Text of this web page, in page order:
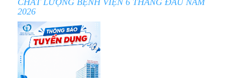
CHẤT LƯỢNG BỆNH VIỆN 6 THÁNG ĐẦU NĂM
2026